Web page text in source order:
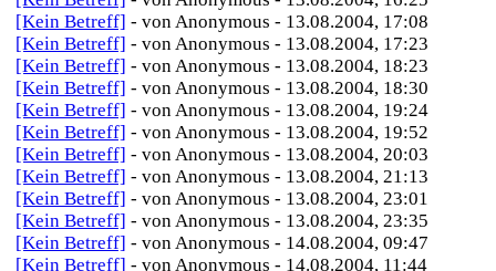
[Kein Betreff] - von Anonymous - 13.08.2004, 17:08
[Kein Betreff] - von Anonymous - 13.08.2004, 17:23
[Kein Betreff] - von Anonymous - 13.08.2004, 18:23
[Kein Betreff] - von Anonymous - 13.08.2004, 18:30
[Kein Betreff] - von Anonymous - 13.08.2004, 19:24
[Kein Betreff] - von Anonymous - 13.08.2004, 19:52
[Kein Betreff] - von Anonymous - 13.08.2004, 20:03
[Kein Betreff] - von Anonymous - 13.08.2004, 21:13
[Kein Betreff] - von Anonymous - 13.08.2004, 23:01
[Kein Betreff] - von Anonymous - 13.08.2004, 23:35
[Kein Betreff] - von Anonymous - 14.08.2004, 09:47
[Kein Betreff] - von Anonymous - 14.08.2004, 11:44